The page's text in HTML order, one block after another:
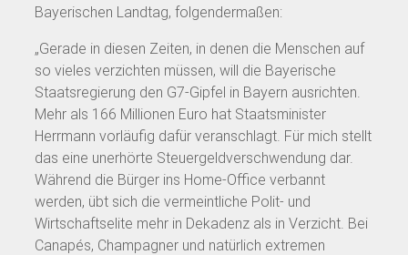
Bayerischen Landtag, folgendermaßen:
„Gerade in diesen Zeiten, in denen die Menschen auf
so vieles verzichten müssen, will die Bayerische
Staatsregierung den G7-Gipfel in Bayern ausrichten.
Mehr als 166 Millionen Euro hat Staatsminister
Herrmann vorläufig dafür veranschlagt. Für mich stellt
das eine unerhörte Steuergeldverschwendung dar.
Während die Bürger ins Home-Office verbannt
werden, übt sich die vermeintliche Polit- und
Wirtschaftselite mehr in Dekadenz als in Verzicht. Bei
Canapés, Champagner und natürlich extremen